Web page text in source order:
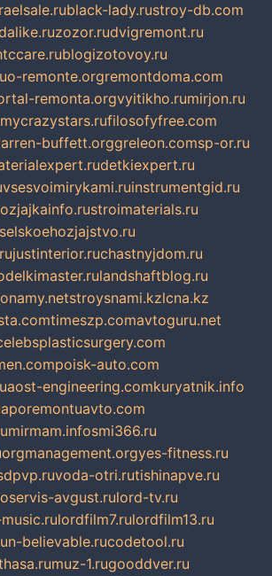
black-lady.rustroy-db.com
zozor.rudvigremont.ru
blogizotovoy.ru
o-remonte.orgremontdoma.com
remonta.orgvyitikho.rumirjon.ru
mycrazystars.rufilosofyfree.com
buffett.orggreleon.comsp-or.ru
detkiexpert.ru
vsesvoimirykami.ruinstrumentgid.ru
stroimaterials.ru
selskoehozjajstvo.ru
justinterior.ruchastnyjdom.ru
landshaftblog.ru
stroysnami.kzlcna.kz
timeszp.comavtoguru.net
poisk-auto.com
ost-engineering.comkuryatnik.info
poremontuavto.com
mirmam.infosmi366.ru
orgmanagement.orgyes-fitness.ru
voda-otri.rutishinapve.ru
avgust.rulord-tv.ru
lordfilm7.rulordfilm13.ru
un-believable.rucodetool.ru
muz-1.rugooddver.ru